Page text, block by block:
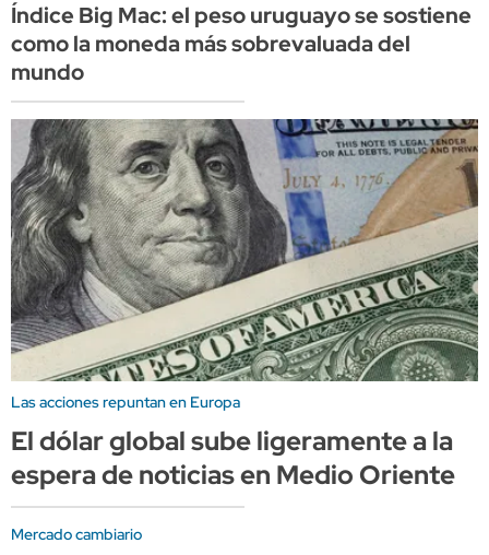
Índice Big Mac: el peso uruguayo se sostiene
como la moneda más sobrevaluada del
mundo
Las acciones repuntan en Europa
El dólar global sube ligeramente a la
espera de noticias en Medio Oriente
Mercado cambiario